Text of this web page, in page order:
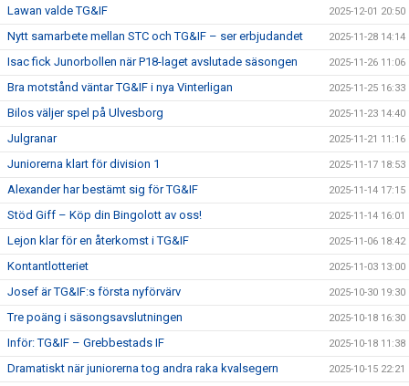
Lawan valde TG&IF 2025-12-01 20:50
Nytt samarbete mellan STC och TG&IF – ser erbjudandet 2025-11-28 14:14
Isac fick Junorbollen när P18-laget avslutade säsongen 2025-11-26 11:06
Bra motstånd väntar TG&IF i nya Vinterligan 2025-11-25 16:33
Bilos väljer spel på Ulvesborg 2025-11-23 14:40
Julgranar 2025-11-21 11:16
Juniorerna klart för division 1 2025-11-17 18:53
Alexander har bestämt sig för TG&IF 2025-11-14 17:15
Stöd Giff – Köp din Bingolott av oss! 2025-11-14 16:01
Lejon klar för en återkomst i TG&IF 2025-11-06 18:42
Kontantlotteriet 2025-11-03 13:00
Josef är TG&IF:s första nyförvärv 2025-10-30 19:30
Tre poäng i säsongsavslutningen 2025-10-18 16:30
Inför: TG&IF – Grebbestads IF 2025-10-18 11:38
Dramatiskt när juniorerna tog andra raka kvalsegern 2025-10-15 22:21